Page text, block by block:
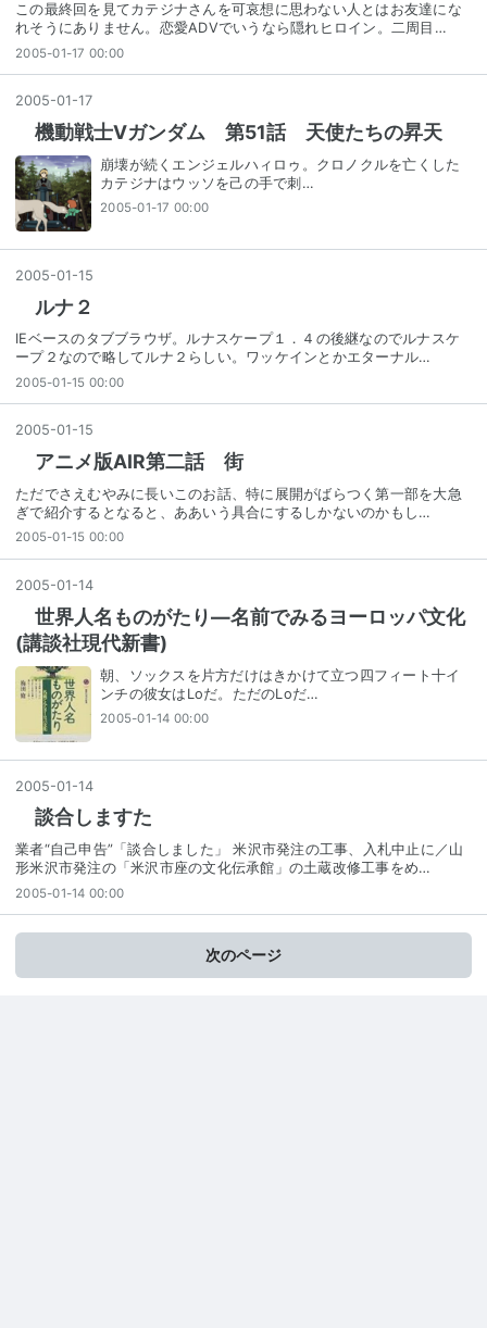
この最終回を見てカテジナさんを可哀想に思わない人とはお友達にな
れそうにありません。恋愛ADVでいうなら隠れヒロイン。二周目…
2005-01-17 00:00
2005-01 -17
機動戦士Vガンダム 第51話 天使たちの昇天
崩壊が続くエンジェルハィロゥ。クロノクルを亡くした
カテジナはウッソを己の手で刺…
2005-01-17 00:00
2005-01 -15
ルナ２
IEベースのタブブラウザ。ルナスケープ１．４の後継なのでルナスケ
ープ２なので略してルナ２らしい。ワッケインとかエターナル…
2005-01-15 00:00
2005-01 -15
アニメ版AIR第二話 街
ただでさえむやみに長いこのお話、特に展開がばらつく第一部を大急
ぎで紹介するとなると、ああいう具合にするしかないのかもし…
2005-01-15 00:00
2005-01 -14
世界人名ものがたり―名前でみるヨーロッパ文化
(講談社現代新書)
朝、ソックスを片方だけはきかけて立つ四フィート十イ
ンチの彼女はLoだ。ただのLoだ…
2005-01-14 00:00
2005-01-14
談合しますた
業者“自己申告”「談合しました」 米沢市発注の工事、入札中止に／山
形米沢市発注の「米沢市座の文化伝承館」の土蔵改修工事をめ…
2005-01-14 00:00
次のページ